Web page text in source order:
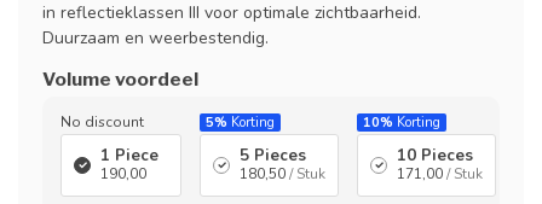
in reflectieklassen III voor optimale zichtbaarheid.
Duurzaam en weerbestendig.
Volume voordeel
No discount
1 Piece
190,00
5% Korting
5 Pieces
180,50/ Stuk
10% Korting
10 Pieces
171,00/ Stuk